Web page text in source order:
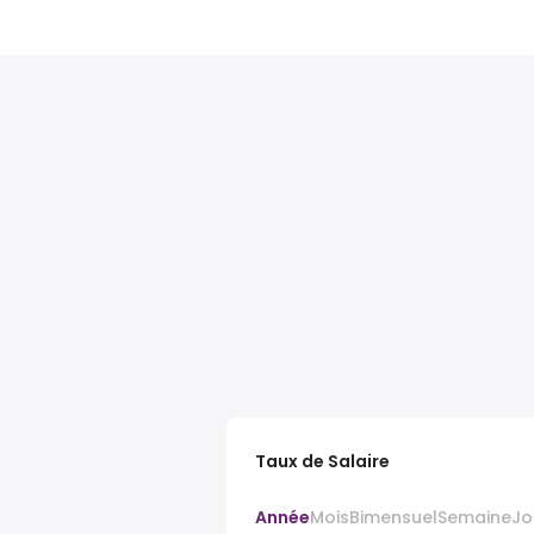
Taux de Salaire
AnnéeMoisBimensuelSemaine